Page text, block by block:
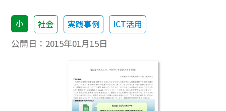
小 社会 実践事例 ICT活用
公開日： 2015年01月15日